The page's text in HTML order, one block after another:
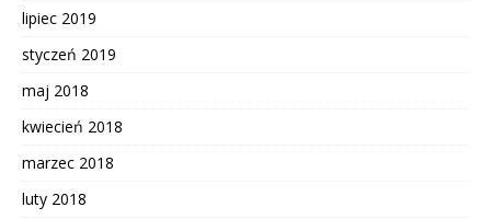
lipiec 2019
styczeń 2019
maj 2018
kwiecień 2018
marzec 2018
luty 2018